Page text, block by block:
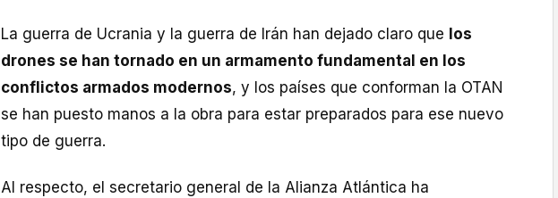
La guerra de Ucrania y la guerra de Irán han dejado claro que los
drones se han tornado en un armamento fundamental en los
conflictos armados modernos, y los países que conforman la OTAN
se han puesto manos a la obra para estar preparados para ese nuevo
tipo de guerra.
Al respecto, el secretario general de la Alianza Atlántica ha